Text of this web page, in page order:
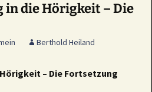
in die Hörigkeit – Die
Berthold Heiland
– Die Fortsetzung